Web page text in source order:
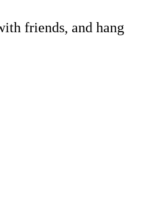
friends, and hang